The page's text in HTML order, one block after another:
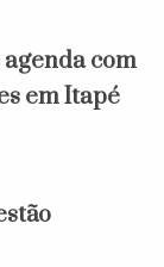
com
em Itapé